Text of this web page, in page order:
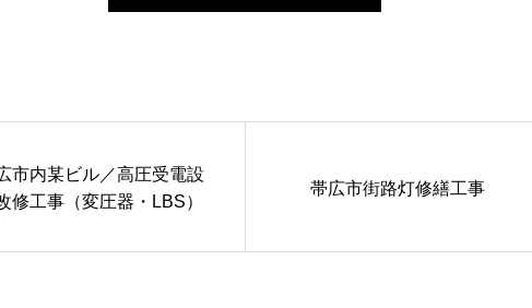
市内某ビル／高圧受電設
修工事（変圧器・LBS）
帯広市街路灯修繕工事